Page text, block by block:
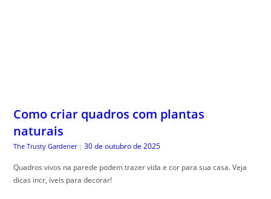
Como criar quadros com plantas
naturais
The Trusty Gardener | 30 de outubro de 2025
Quadros vivos na parede podem trazer vida e cor para sua casa. Veja
dicas incr, íveis para decorar!